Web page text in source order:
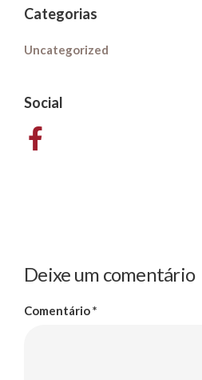
Categorias
Uncategorized
Social
Deixe um comentário
Comentário*